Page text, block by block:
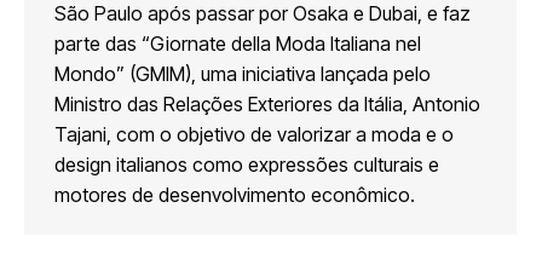
São Paulo após passar por Osaka e Dubai, e faz
parte das “Giornate della Moda Italiana nel
Mondo” (GMIM), uma iniciativa lançada pelo
Ministro das Relações Exteriores da Itália, Antonio
Tajani, com o objetivo de valorizar a moda e o
design italianos como expressões culturais e
motores de desenvolvimento econômico.